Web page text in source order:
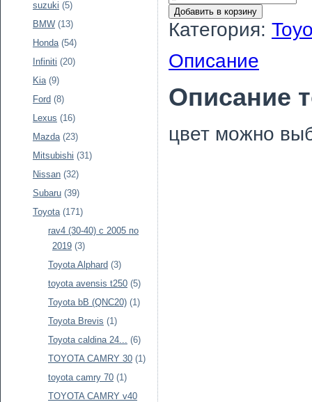
suzuki (5)
BMW (13)
Honda (54)
Infiniti (20)
Kia (9)
Ford (8)
Lexus (16)
Mazda (23)
Mitsubishi (31)
Nissan (32)
Subaru (39)
Toyota (171)
rav4 (30-40) c 2005 по
2019 (3)
Toyota Alphard (3)
toyota avensis t250 (5)
Toyota bB (QNC20) (1)
Toyota Brevis (1)
Toyota caldina 24... (6)
TOYOTA CAMRY 30 (1)
toyota camry 70 (1)
TOYOTA CAMRY v40
Добавить в корзину
Категория:
Описание
Описание
цвет можно